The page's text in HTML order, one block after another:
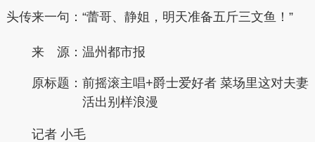
头传来一句：“蕾哥、静姐，明天准备五斤三文鱼！”
来 源：温州都市报
原标题： 前摇滚主唱+爵士爱好者 菜场里这对夫妻
活出别样浪漫
记者 小毛